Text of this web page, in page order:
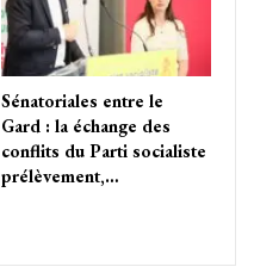
Sénatoriales entre le
Gard : la échange des
conflits du Parti socialiste
prélèvement,…